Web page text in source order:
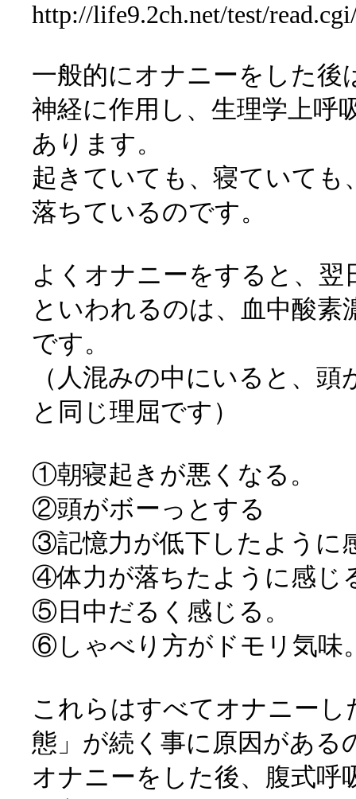
http://life9.2ch.net/test/
一般的にオナニーをした後
神経に作用し、生理学上呼
あります。
起きていても、寝ていても
落ちているのです。
よくオナニーをすると、
といわれるのは、血中酸
です。
（人混みの中にいると、
と同じ理屈です）
①朝寝起きが悪くなる。
②頭がボーっとする
③記憶力が低下したように
④体力が落ちたように感じ
⑤日中だるく感じる。
⑥しゃべり方がドモリ気味
これらはすべてオナニーし
態」が続く事に原因がある
オナニーをした後、腹式呼